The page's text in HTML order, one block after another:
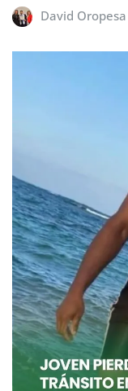
David Oropesa